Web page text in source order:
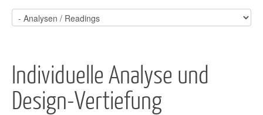
Individuelle Analyse und
Design-Vertiefung